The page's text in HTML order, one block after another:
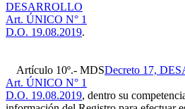
DESARROLLO
Art. ÚNICO N° 1
D.O. 19.08.2019.
Artículo 10º.- MDSDecreto 17,
Art. ÚNICO N° 1
D.O. 19.08.2019, dentro su